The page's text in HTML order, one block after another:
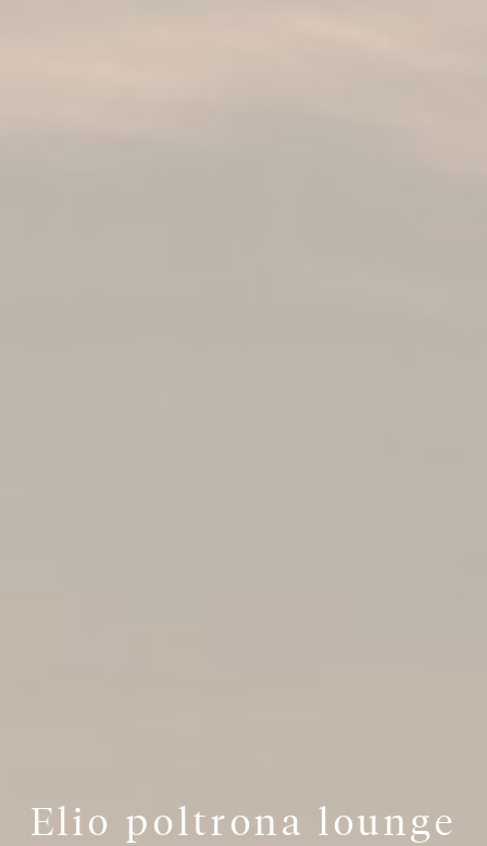
Elio poltrona lounge